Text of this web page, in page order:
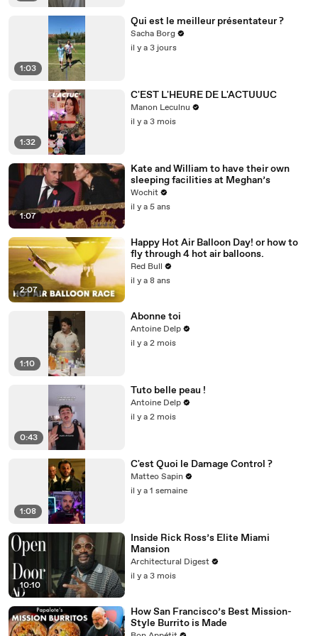
1:03
Qui est le meilleur présentateur ?
Sacha Borg
il y a 3 jours
1:32
C'EST L'HEURE DE L'ACTUUUC
Manon Leculnu
il y a 3 mois
1:07
Kate and William to have their own
sleeping facilities at Meghan’s
Wochit
il y a 5 ans
2:07
Happy Hot Air Balloon Day! or how to
fly through 4 hot air balloons.
Red Bull
il y a 8 ans
1:10
Abonne toi
Antoine Delp
il y a 2 mois
0:43
Tuto belle peau !
Antoine Delp
il y a 2 mois
1:08
C'est Quoi le Damage Control ?
Matteo Sapin
il y a 1 semaine
10:10
Inside Rick Ross’s Elite Miami
Mansion
Architectural Digest
il y a 3 mois
How San Francisco’s Best Mission-
Style Burrito is Made